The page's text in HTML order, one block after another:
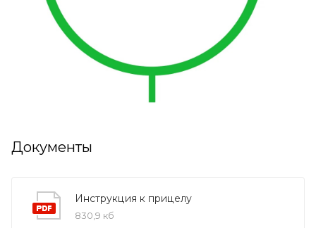
Документы
Инструкция к прицелу
830,9 кб